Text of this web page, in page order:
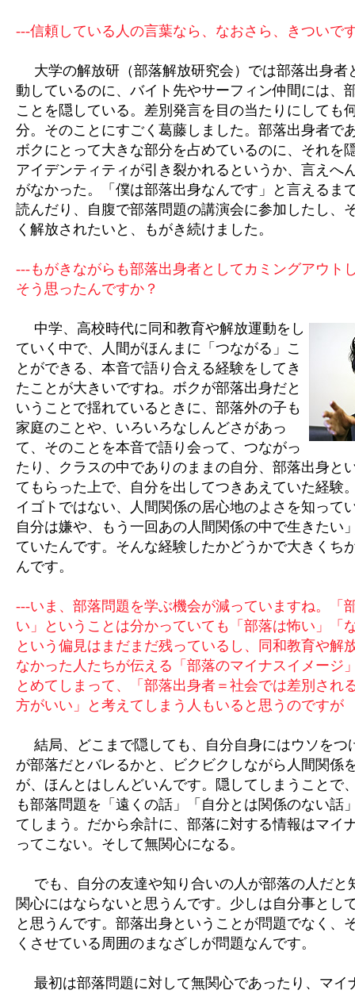
---信頼している人の言葉なら、なおさら、きついで
大学の解放研（部落解放研究会）では部落出身者
動しているのに、バイト先やサーフィン仲間には、
ことを隠している。差別発言を目の当たりにしても
分。そのことにすごく葛藤しました。部落出身者で
ボクにとって大きな部分を占めているのに、それを
アイデンティティが引き裂かれるというか、言えへ
がなかった。「僕は部落出身なんです」と言えるま
読んだり、自腹で部落問題の講演会に参加したし、
く解放されたいと、もがき続けました。
---もがきながらも部落出身者としてカミングアウト
そう思ったんですか？
中学、高校時代に同和教育や解放運動をし
ていく中で、人間がほんまに「つながる」こ
とができる、本音で語り合える経験をしてき
たことが大きいですね。ボクが部落出身だと
いうことで揺れているときに、部落外の子も
家庭のことや、いろいろなしんどさがあっ
て、そのことを本音で語り会って、つながっ
たり、クラスの中でありのままの自分、部落出身と
てもらった上で、自分を出してつきあえていた経験
イゴトではない、人間関係の居心地のよさを知って
自分は嫌や、もう一回あの人間関係の中で生きたい
ていたんです。そんな経験したかどうかで大きくち
んです。
---いま、部落問題を学ぶ機会が減っていますね。「
い」ということは分かっていても「部落は怖い」「
という偏見はまだまだ残っているし、同和教育や解
なかった人たちが伝える「部落のマイナスイメージ
とめてしまって、「部落出身者＝社会では差別され
方がいい」と考えてしまう人もいると思うのですが
結局、どこまで隠しても、自分自身にはウソをつ
が部落だとバレるかと、ビクビクしながら人間関係
が、ほんとはしんどいんです。隠してしまうことで
も部落問題を「遠くの話」「自分とは関係のない話
てしまう。だから余計に、部落に対する情報はマイ
ってこない。そして無関心になる。
でも、自分の友達や知り合いの人が部落の人だと
関心にはならないと思うんです。少しは自分事とし
と思うんです。部落出身ということが問題でなく、
くさせている周囲のまなざしが問題なんです。
最初は部落問題に対して無関心であったり、マイ